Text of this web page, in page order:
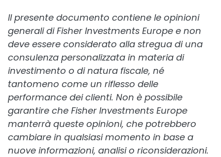
Il presente documento contiene le opinioni
generali di Fisher Investments Europe e non
deve essere considerato alla stregua di una
consulenza personalizzata in materia di
investimento o di natura fiscale, né
tantomeno come un riflesso delle
performance dei clienti. Non è possibile
garantire che Fisher Investments Europe
manterrà queste opinioni, che potrebbero
cambiare in qualsiasi momento in base a
nuove informazioni, analisi o riconsiderazioni.